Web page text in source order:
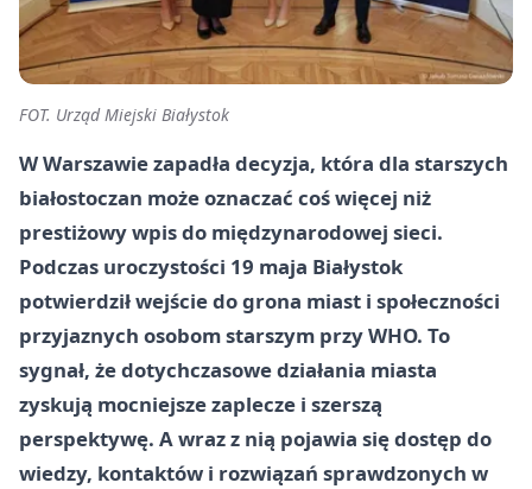
FOT. Urząd Miejski Białystok
W Warszawie zapadła decyzja, która dla starszych
białostoczan może oznaczać coś więcej niż
prestiżowy wpis do międzynarodowej sieci.
Podczas uroczystości 19 maja Białystok
potwierdził wejście do grona miast i społeczności
przyjaznych osobom starszym przy WHO. To
sygnał, że dotychczasowe działania miasta
zyskują mocniejsze zaplecze i szerszą
perspektywę. A wraz z nią pojawia się dostęp do
wiedzy, kontaktów i rozwiązań sprawdzonych w